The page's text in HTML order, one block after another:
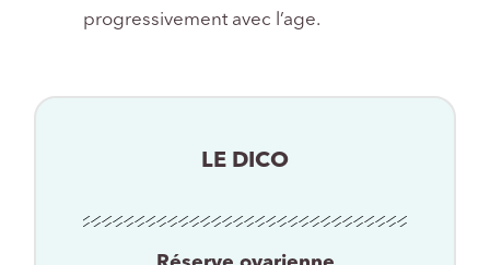
LE DICO
progressivement avec l’age.